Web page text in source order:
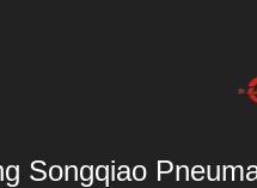
Songqiao